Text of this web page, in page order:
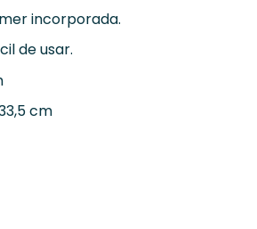
incorporada.
de usar.
cm